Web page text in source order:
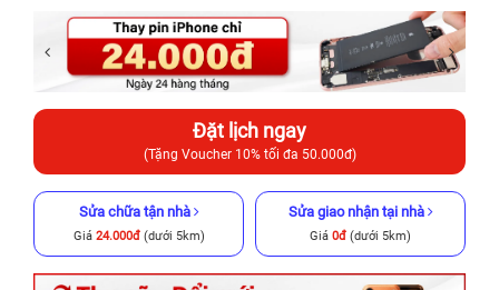
Đặt lịch ngay
(Tặng Voucher 10% tối đa 50.000đ)
Sửa chữa tận nhà
Giá 24.000đ(dưới 5km)
Sửa giao nhận tại nhà
Giá 0đ (dưới 5km)